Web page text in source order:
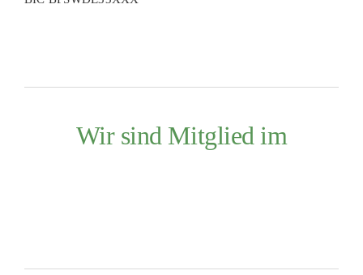
Wir sind Mitglied im